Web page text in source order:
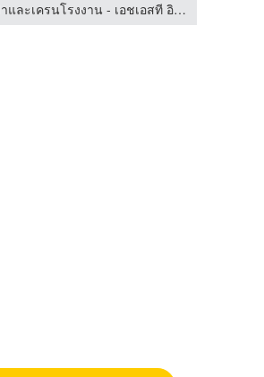
รอกโซ่ไฟฟ้าและเครนโรงงาน - เอชเอสที อินเตอร์เนชั่นแนล